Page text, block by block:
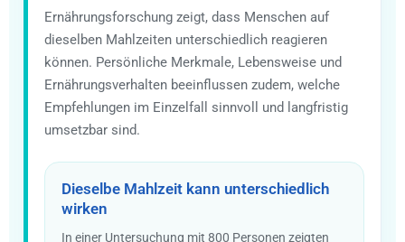
Ernährungsforschung zeigt, dass Menschen auf
dieselben Mahlzeiten unterschiedlich reagieren
können. Persönliche Merkmale, Lebensweise und
Ernährungsverhalten beeinflussen zudem, welche
Empfehlungen im Einzelfall sinnvoll und langfristig
umsetzbar sind.
Dieselbe Mahlzeit kann unterschiedlich
wirken
In einer Untersuchung mit 800 Personen zeigten